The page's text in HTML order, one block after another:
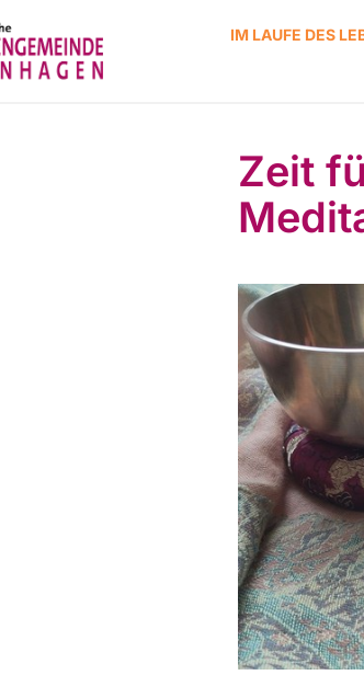
IM LAUFE DES
Zeit